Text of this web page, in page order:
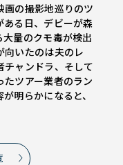
画の撮影地巡りのツ
る日、デビーが森
量のクモ毒が検出
向いたのは夫のレ
チャンドラ、そして
ツアー業者のラン
明らかになると、